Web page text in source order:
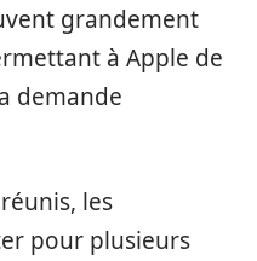
grandement
à Apple de
demande
les
pour plusieurs